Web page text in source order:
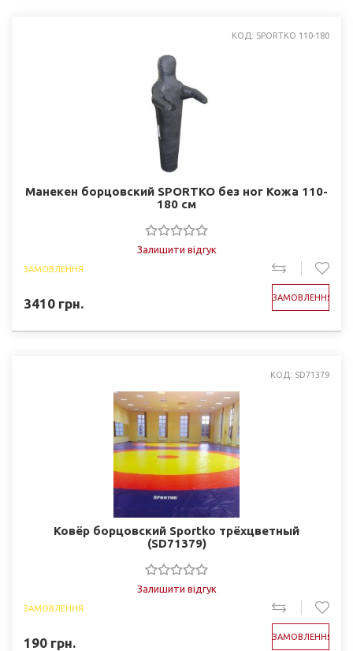
КОД: SPORTKO 110-180
Манекен борцовский SPORTKO без ног Кожа 110-
180 см
Залишити відгук
ЗАМОВЛЕННЯ
3410 грн. ЗАМОВЛЕННЯ
КОД: SD71379
Ковёр борцовский Sportko трёхцветный
(SD71379)
Залишити відгук
ЗАМОВЛЕННЯ
190 грн. ЗАМОВЛЕННЯ